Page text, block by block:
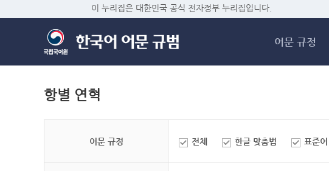
이 누리집은 대한민국 공식 전자정부 누리집입니다.
어문 규정
항별 연혁
어문 규정 전체 한글 맞춤법 표준